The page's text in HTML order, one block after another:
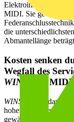
Elektroinstallation
MIDI. Sie
die
Abmantellänge
Kosten senken
Wegfall des
WINSTA
® MIDI
WINSTA
® ist das
hohen Anforderungen
gewährt die sichere,